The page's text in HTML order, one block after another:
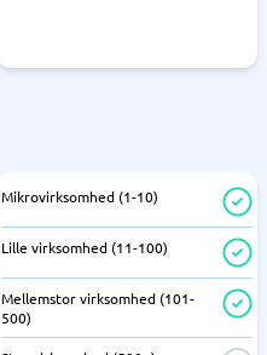
Mikrovirksomhed (1-10)
Lille virksomhed (11-100)
Mellemstor virksomhed (101-
500)